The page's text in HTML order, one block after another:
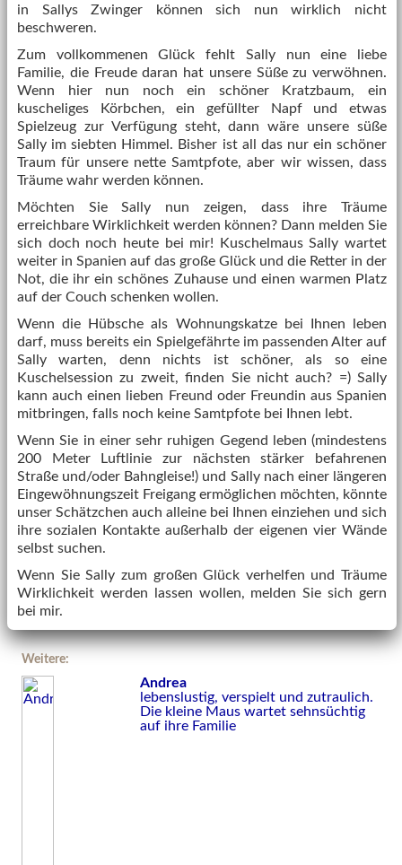
in Sallys Zwinger können sich nun wirklich nicht
beschweren.
Zum vollkommenen Glück fehlt Sally nun eine liebe
Familie, die Freude daran hat unsere Süße zu verwöhnen.
Wenn hier nun noch ein schöner Kratzbaum, ein
kuscheliges Körbchen, ein gefüllter Napf und etwas
Spielzeug zur Verfügung steht, dann wäre unsere süße
Sally im siebten Himmel. Bisher ist all das nur ein schöner
Traum für unsere nette Samtpfote, aber wir wissen, dass
Träume wahr werden können.
Möchten Sie Sally nun zeigen, dass ihre Träume
erreichbare Wirklichkeit werden können? Dann melden Sie
sich doch noch heute bei mir! Kuschelmaus Sally wartet
weiter in Spanien auf das große Glück und die Retter in der
Not, die ihr ein schönes Zuhause und einen warmen Platz
auf der Couch schenken wollen.
Wenn die Hübsche als Wohnungskatze bei Ihnen leben
darf, muss bereits ein Spielgefährte im passenden Alter auf
Sally warten, denn nichts ist schöner, als so eine
Kuschelsession zu zweit, finden Sie nicht auch? =) Sally
kann auch einen lieben Freund oder Freundin aus Spanien
mitbringen, falls noch keine Samtpfote bei Ihnen lebt.
Wenn Sie in einer sehr ruhigen Gegend leben (mindestens
200 Meter Luftlinie zur nächsten stärker befahrenen
Straße und/oder Bahngleise!) und Sally nach einer längeren
Eingewöhnungszeit Freigang ermöglichen möchten, könnte
unser Schätzchen auch alleine bei Ihnen einziehen und sich
ihre sozialen Kontakte außerhalb der eigenen vier Wände
selbst suchen.
Wenn Sie Sally zum großen Glück verhelfen und Träume
Wirklichkeit werden lassen wollen, melden Sie sich gern
bei mir.
Weitere:
Andrea
lebenslustig, verspielt und zutraulich.
Die kleine Maus wartet sehnsüchtig
auf ihre Familie